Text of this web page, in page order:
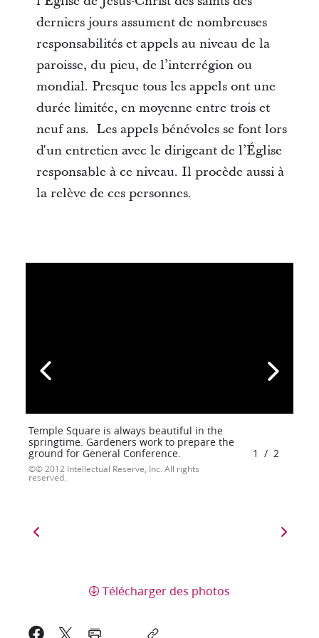
derniers jours assument de nombreuses
responsabilités et appels au niveau de la
paroisse, du pieu, de l’interrégion ou
mondial. Presque tous les appels ont une
durée limitée, en moyenne entre trois et
neuf ans. Les appels bénévoles se font lors
d'un entretien avec le dirigeant de l’Église
responsable à ce niveau. Il procède aussi à
la relève de ces personnes.
Temple Square is always beautiful in the
springtime. Gardeners work to prepare the
ground for General Conference.
© 2012 Intellectual Reserve, Inc. All rights
reserved.
1 / 2
Télécharger des photos